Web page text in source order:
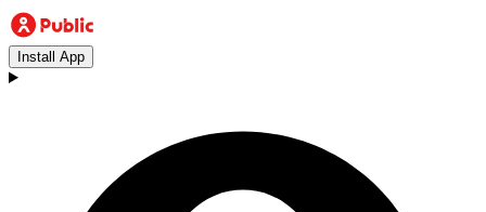
Install App